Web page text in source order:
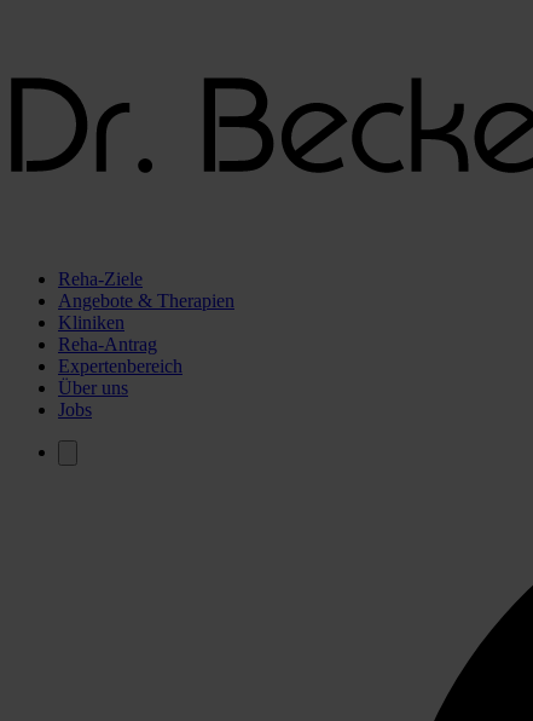
Reha-Ziele
Angebote & Therapien
Kliniken
Reha-Antrag
Expertenbereich
Über uns
Jobs